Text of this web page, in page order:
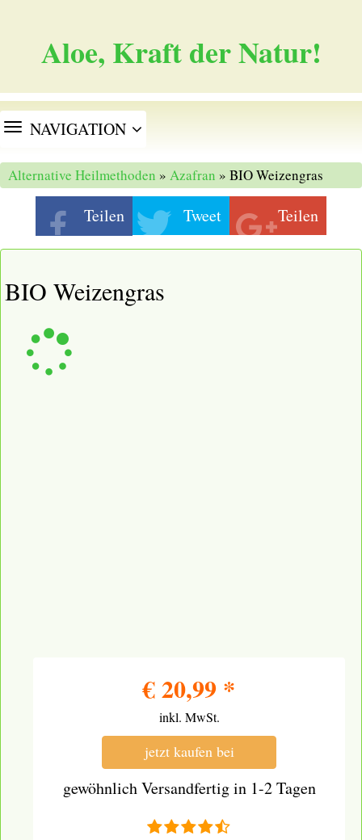
Aloe, Kraft der Natur!
TOGGLE
NAVIGATION
Alternative Heilmethoden » Azafran » BIO Weizengras
Teilen Tweet Teilen
BIO Weizengras
€20,99 *
inkl. MwSt.
jetzt kaufen bei
gewöhnlich Versandfertig in 1-2 Tagen